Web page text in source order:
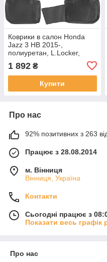
Коврики в салон Honda
Jazz 3 HB 2015-,
полиуретан, L.Locker,
1 892 ₴
Купити
Про нас
92% позитивних з 263
Працює з 28.08.2014
м. Вінниця
Вінниця, Україна
Контакти
Сьогодні працює з
Показати весь графік
Про нас